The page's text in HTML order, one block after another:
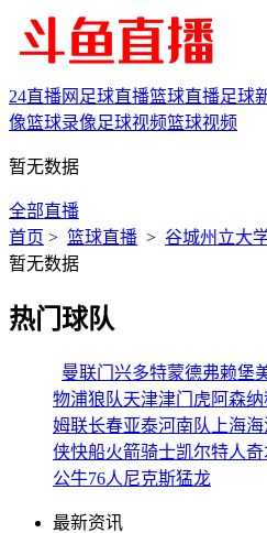
24直播网 足球直播篮球直播足球
像篮球录像足球视频篮球视频
暂无数据
全部直播
首页 > 篮球直播 > 谷城州立大
暂无数据
热门球队
曼联门兴多特蒙德弗赖堡
物浦狼队天津津门虎 阿森纳
姆联长春亚泰河南队 上海
侠快船火箭骑士凯尔特人奇
公牛76人 尼克斯猛龙
最新资讯